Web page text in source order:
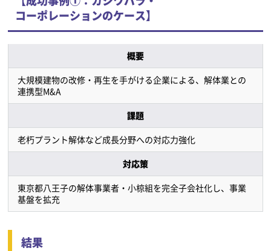
コーポレーションのケース】
概要
大規模建物の改修・再生を手がける企業による、解体業との
連携型M&A
課題
老朽プラント解体など成長分野への対応力強化
対応策
東京都八王子の解体事業者・小椋組を完全子会社化し、事業
基盤を拡充
結果